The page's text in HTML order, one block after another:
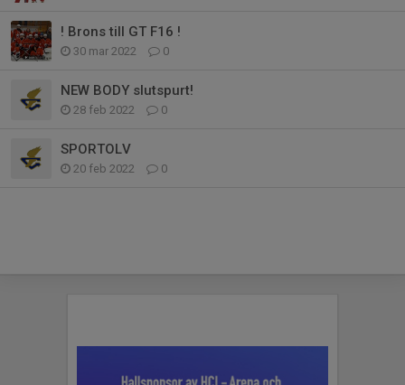
! Brons till GT F16 !
30 mar 2022 0
NEW BODY slutspurt!
28 feb 2022 0
SPORTOLV
20 feb 2022 0